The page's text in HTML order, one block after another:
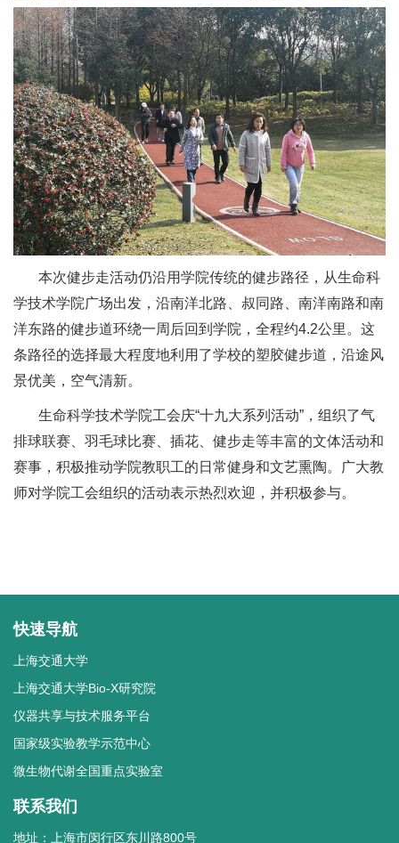
本次健步走活动仍沿用学院传统的健步路径，从生命科
学技术学院广场出发，沿南洋北路、叔同路、南洋南路和南
洋东路的健步道环绕一周后回到学院，全程约4.2公里。这
条路径的选择最大程度地利用了学校的塑胶健步道，沿途风
景优美，空气清新。
生命科学技术学院工会庆“十九大系列活动”，组织了气
排球联赛、羽毛球比赛、插花、健步走等丰富的文体活动和
赛事，积极推动学院教职工的日常健身和文艺熏陶。广大教
师对学院工会组织的活动表示热烈欢迎，并积极参与。
快速导航
上海交通大学
上海交通大学Bio-X研究院
仪器共享与技术服务平台
国家级实验教学示范中心
微生物代谢全国重点实验室
联系我们
地址：上海市闵行区东川路800号